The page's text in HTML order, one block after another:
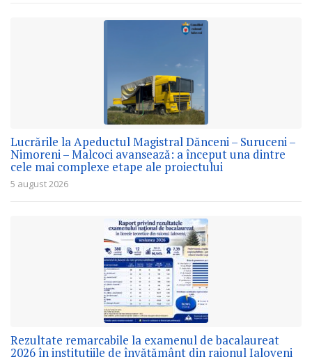
Lucrările la Apeductul Magistral Dănceni – Suruceni –
Nimoreni – Malcoci avansează: a început una dintre
cele mai complexe etape ale proiectului
5 august 2026
Rezultate remarcabile la examenul de bacalaureat
2026 în instituțiile de învățământ din raionul Ialoveni